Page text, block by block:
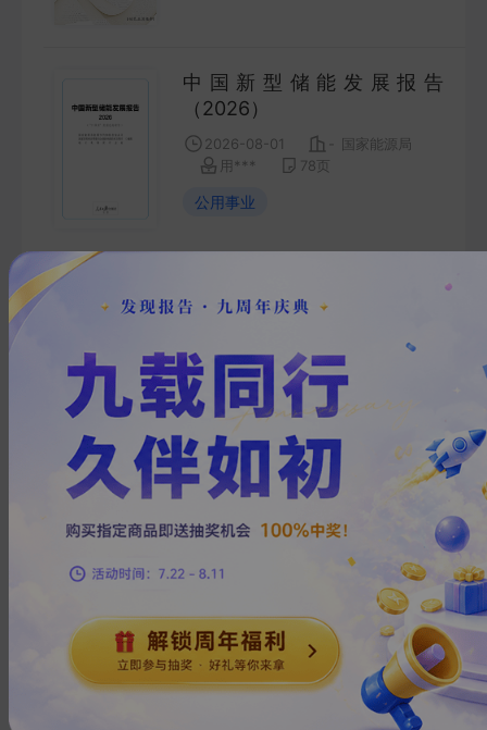
中国新型储能发展报告
（2026）
2026-08-01
国家能源局
用***
78 页
公用事业
上一页 1 下一页
热门搜索
在线教育 房地产
钢铁 新能源汽车
物流 小米
瑞幸咖啡 医疗器械
换一批